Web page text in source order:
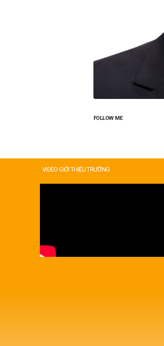
FOLLOW ME
VIDEO GIỚI THIỆU TRƯỜNG